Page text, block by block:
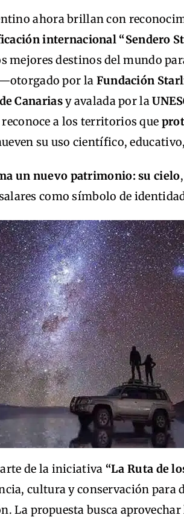
ahora brillan con
internacional “Sendero
mejores destinos del mundo
por la Fundación
Canariasy avalada por la
a los territorios que
su uso científico,
un nuevo patrimonio: su cielo
como símbolo de
de la iniciativa “La Ruta de
cultura y conservación para
La propuesta busca